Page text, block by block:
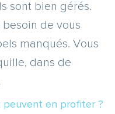
sont bien gérés.
besoin de vous
manqués. Vous
dans de
peuvent en profiter ?